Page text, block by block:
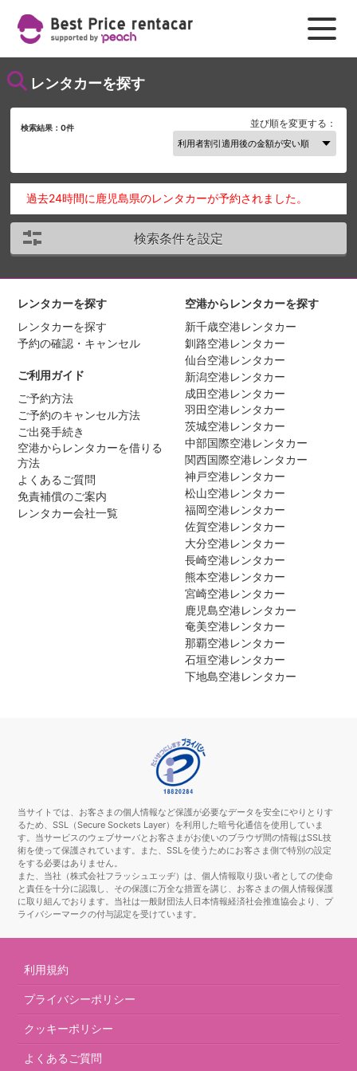
レンタカーを探す
検索結果：0件 並び順を変更する：
過去24時間に鹿児島県のレンタカーが予約されました。
検索条件を設定
レンタカーを探す
レンタカーを探す
予約の確認・キャンセル
ご利用ガイド
ご予約方法
ご予約のキャンセル方法
ご出発手続き
空港からレンタカーを借りる
方法
よくあるご質問
免責補償のご案内
レンタカー会社一覧
空港からレンタカーを探す
新千歳空港レンタカー
釧路空港レンタカー
仙台空港レンタカー
新潟空港レンタカー
成田空港レンタカー
羽田空港レンタカー
茨城空港レンタカー
中部国際空港レンタカー
関西国際空港レンタカー
神戸空港レンタカー
松山空港レンタカー
福岡空港レンタカー
佐賀空港レンタカー
大分空港レンタカー
長崎空港レンタカー
熊本空港レンタカー
宮崎空港レンタカー
鹿児島空港レンタカー
奄美空港レンタカー
那覇空港レンタカー
石垣空港レンタカー
下地島空港レンタカー
当サイトでは、お客さまの個人情報など保護が必要なデータを安全にやりとりす
るため、SSL（Secure Sockets Layer）を利用した暗号化通信を使用していま
す。当サービスのウェブサーバとお客さまがお使いのブラウザ間の情報はSSL技
術を使って保護されています。また、SSLを使うためにお客さま側で特別の設定
をする必要はありません。
また、当社（株式会社フラッシュエッヂ）は、個人情報取り扱い者としての使命
と責任を十分に認識し、その保護に万全な措置を講じ、お客さまの個人情報保護
に取り組んでおります。当社は一般財団法人日本情報経済社会推進協会より、プ
ライバシーマークの付与認定を受けています。
利用規約
プライバシーポリシー
クッキーポリシー
よくあるご質問